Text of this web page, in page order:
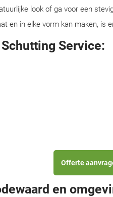
look of ga voor een
en in elke vorm kan maken, is
Service:
Offerte
en